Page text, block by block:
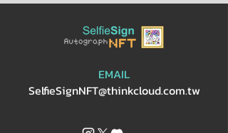
EMAIL
SelfieSignNFT@thinkcloud.com.tw